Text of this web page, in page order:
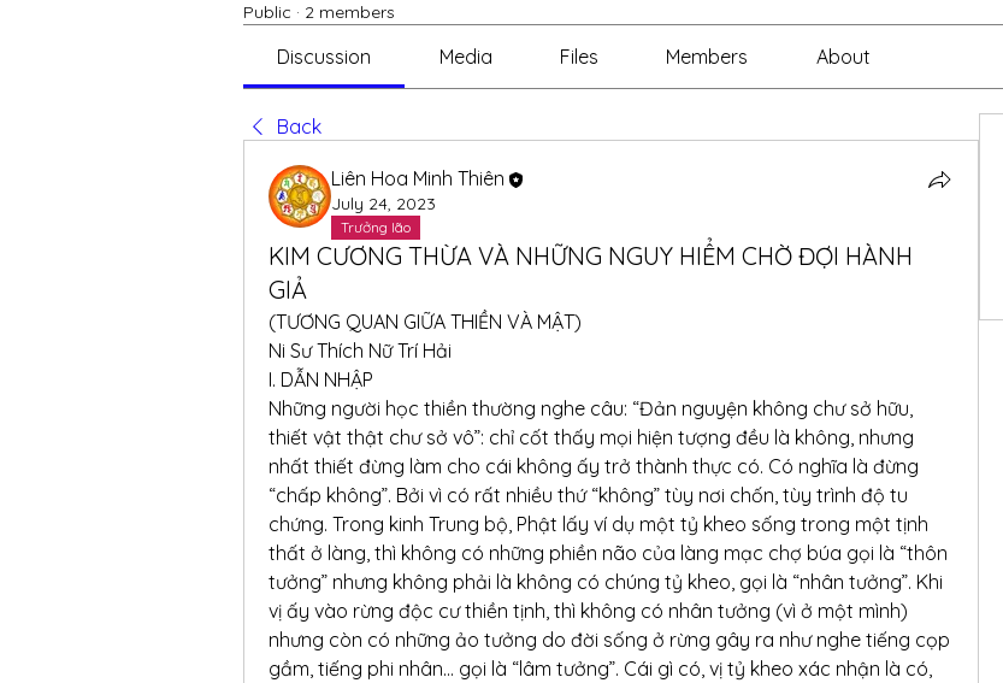
Public · 2 members
Discussion Media Files Members About
Back
Liên Hoa Minh Thiên
July 24, 2023
Trưởng lão
KIM CƯƠNG THỪA VÀ NHỮNG NGUY HIỂM CHỜ ĐỢI HÀNH
GIẢ
(TƯƠNG QUAN GIỮA THIỀN VÀ MẬT)
Ni Sư Thích Nữ Trí Hải
I. DẪN NHẬP
Những người học thiền thường nghe câu: “Đản nguyện không chư sở hữu,
thiết vật thật chư sở vô”: chỉ cốt thấy mọi hiện tượng đều là không, nhưng
nhất thiết đừng làm cho cái không ấy trở thành thực có. Có nghĩa là đừng
“chấp không”. Bởi vì có rất nhiều thứ “không” tùy nơi chốn, tùy trình độ tu
chứng. Trong kinh Trung bộ, Phật lấy ví dụ một tỷ kheo sống trong một tịnh
thất ở làng, thì không có những phiền não của làng mạc chợ búa gọi là “thôn
tưởng” nhưng không phải là không có chúng tỷ kheo, gọi là “nhân tưởng”. Khi
vị ấy vào rừng độc cư thiền tịnh, thì không có nhân tưởng (vì ở một mình)
nhưng còn có những ảo tưởng do đời sống ở rừng gây ra như nghe tiếng cọp
gầm, tiếng phi nhân... gọi là “lâm tưởng”. Cái gì có, vị tỷ kheo xác nhận là có,